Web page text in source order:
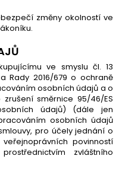
změny okolností ve
ve smyslu čl. 13
Rady 2016/679 o ochraně
osobních údajů a o
směrnice 95/46/ES
údajů) (dále jen
osobních údajů
pro účely jednání o
povinností
zvláštního